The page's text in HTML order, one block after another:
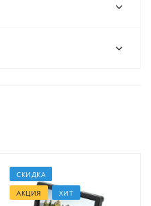
СКИДКА
АКЦИЯ
ХИТ